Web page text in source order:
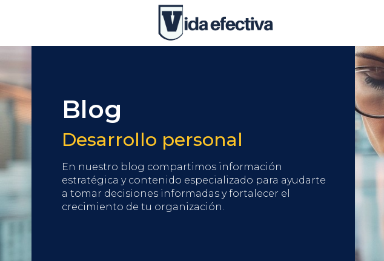
Blog
Desarrollo personal
En nuestro blog compartimos información
estratégica y contenido especializado para ayudarte
a tomar decisiones informadas y fortalecer el
crecimiento de tu organización.